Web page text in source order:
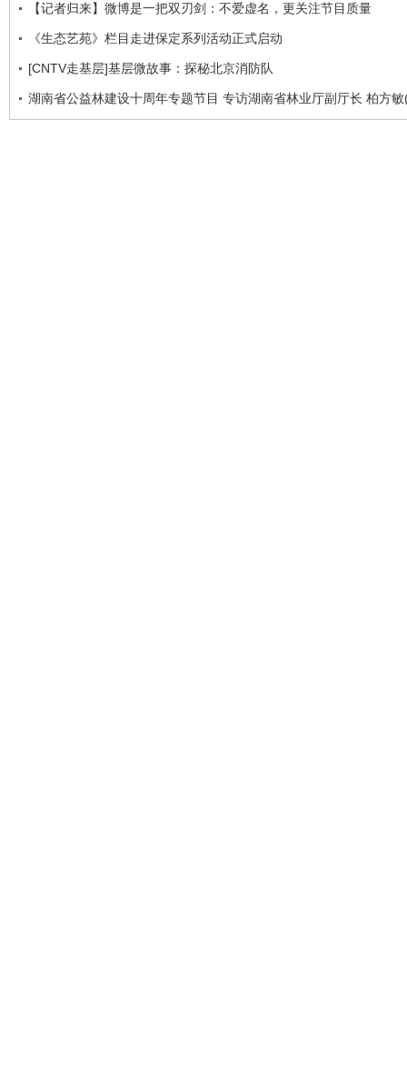
【记者归来】微博是一把双刃剑：不爱虚名，更关注节目质量
《生态艺苑》栏目走进保定系列活动正式启动
[CNTV走基层]基层微故事：探秘北京消防队
湖南省公益林建设十周年专题节目 专访湖南省林业厅副厅长 柏方